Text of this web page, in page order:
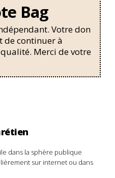
Bag
Votre don
de continuer à
Merci de votre
dans la sphère publique
sur internet ou dans